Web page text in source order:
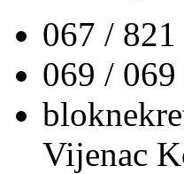
067 /
069 /
Vijenac